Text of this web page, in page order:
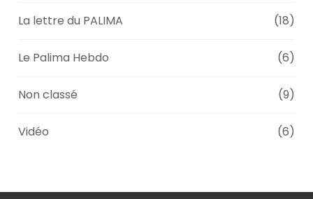
La lettre du PALIMA (18)
Le Palima Hebdo (6)
Non classé (9)
Vidéo (6)